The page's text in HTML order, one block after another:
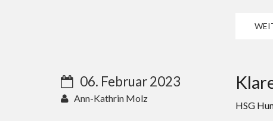
06. Februar 2023
Ann-Kathrin Molz
HSG